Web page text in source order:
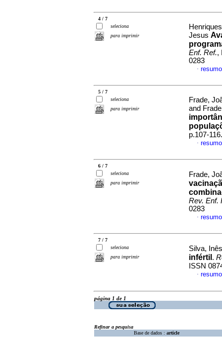
4 / 7
seleciona
para imprimir
Jesus
Enf. Ref.,
0283
·
5 / 7
seleciona
para imprimir
Frade,
and
p.107-
·
6 / 7
seleciona
para imprimir
Frade,
Rev. Enf.
0283
·
7 / 7
seleciona
para imprimir
Silva,
infértil .
ISSN
·
página 1 de 1
Refinar a pesquisa
Base de dados : article